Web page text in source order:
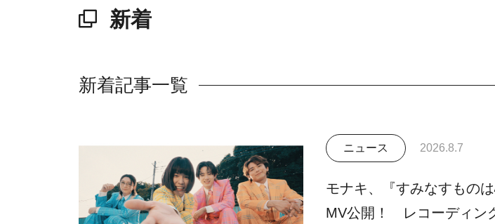
新着
新着記事一覧
ニュース 2026.8.7
モナキ、『すみなすものは
MV公開！ レコーディン